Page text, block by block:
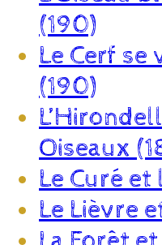
(190)
Le Cerf se
(190)
Oiseaux
Le Curé
Le Lièvre